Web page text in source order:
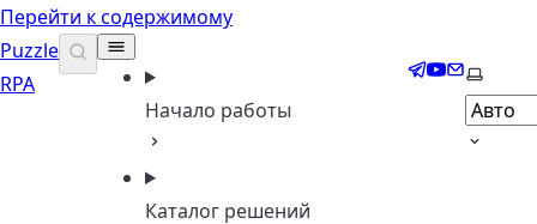
Перейти к содержимому
Puzzle
RPA
Начало работы
Каталог решений
Telegram
YouTube
Email